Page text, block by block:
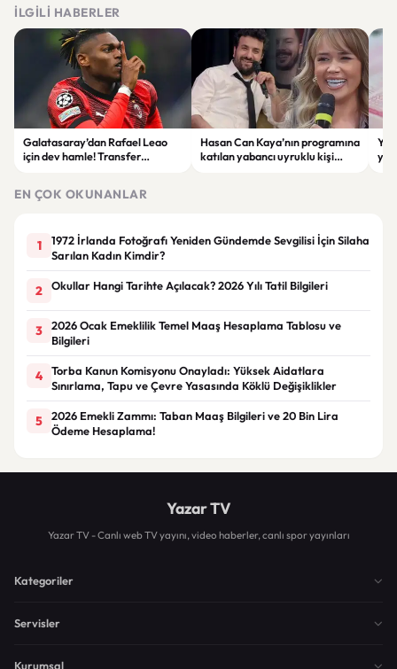
İLGILI HABERLER
Galatasaray’dan Rafael Leao
için dev hamle! Transfer
Hasan Can Kaya’nın programına
katılan yabancı uyruklu kişi
EN ÇOK OKUNANLAR
1
1972 İrlanda Fotoğrafı Yeniden Gündemde Sevgilisi İçin Silaha
Sarılan Kadın Kimdir?
2 Okullar Hangi Tarihte Açılacak? 2026 Yılı Tatil Bilgileri
3
2026 Ocak Emeklilik Temel Maaş Hesaplama Tablosu ve
Bilgileri
4
Torba Kanun Komisyonu Onayladı: Yüksek Aidatlara
Sınırlama, Tapu ve Çevre Yasasında Köklü Değişiklikler
5
2026 Emekli Zammı: Taban Maaş Bilgileri ve 20 Bin Lira
Ödeme Hesaplama!
Yazar TV
Yazar TV - Canlı web TV yayını, video haberler, canlı spor yayınları
Kategoriler
Servisler
Kurumsal